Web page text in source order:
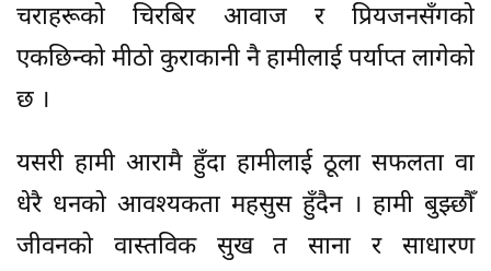
चराहरूको चिरबिर आवाज र प्रियजनसँगको
एकछिन्को मीठो कुराकानी नै हामीलाई पर्याप्त लागेको
छ ।
यसरी हामी आरामै हुँदा हामीलाई ठूला सफलता वा
धेरै धनको आवश्यकता महसुस हुँदैन । हामी बुझ्छौँ
जीवनको वास्तविक सुख त साना र साधारण